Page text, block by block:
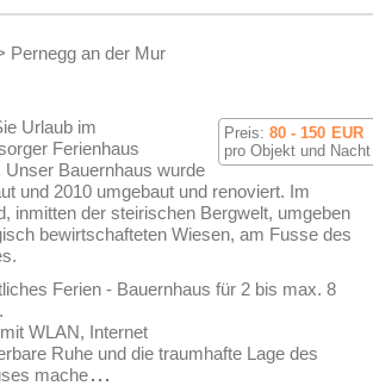
Pernegg an der Mur
Preis: 80 - 150 EUR
pro Objekt und Nacht
Urlaub im
Ferienhaus
Unser Bauernhaus wurde
und 2010 umgebaut und renoviert. Im
inmitten der steirischen Bergwelt, umgeben
bewirtschafteten Wiesen, am Fusse des
Ferien - Bauernhaus für 2 bis max. 8
WLAN, Internet
Ruhe und die traumhafte Lage des
mache...